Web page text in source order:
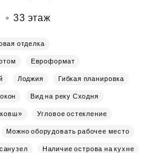
33 этаж
отделка
Евроформат
Лоджия Гибкая планировка
Вид на реку Сходня
Угловое остекление
Можно оборудовать рабочее место
Наличие острова на кухне